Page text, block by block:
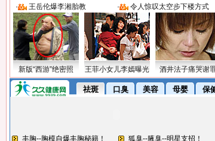
·
王岳伦爆李湘胎教 · 令人惊叹太空步下楼方式
新版“西游”绝密照 王菲小女儿李嫣曝光 酒井法子痛哭谢